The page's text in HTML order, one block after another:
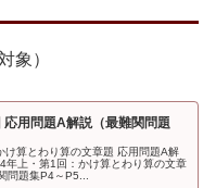
）
応用問題A解説（最難関問題
け算とわり算の文章題 応用問題A解
年上・第1回：かけ算とわり算の文章
問題集P4～P5...